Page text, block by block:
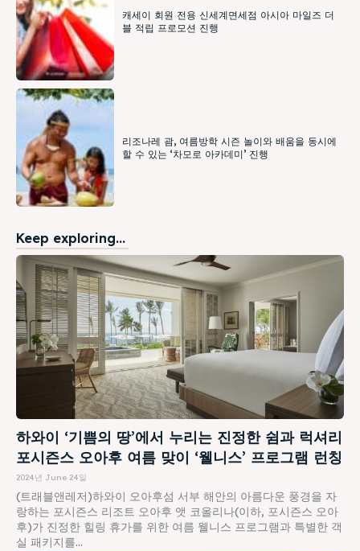
캐세이 회원 전용 신세계면세점 아시아 마일즈 더
블 적립 프로모션 진행
리조나레 괌, 여름방학 시즌 놀이와 배움을 동시에
할 수 있는 ‘차모로 아카데미’ 진행
Keep exploring...
하와이 ‘기쁨의 땅’에서 누리는 진정한 쉼과 럭셔리
포시즌스 오아후 여름 맞이 ‘웰니스’ 프로그램 런칭
2024년 June 24일
(트래블앤레저)하와이 오아후섬 서부 해안의 아름다운 풍경을 자
랑하는 포시즌스 리조트 오아후 앳 코올리나(이하, 포시즌스 오아
후)가 진정한 힐링 휴가를 위한 여름 웰니스 프로그램과 특별한 객
실 패키지를...